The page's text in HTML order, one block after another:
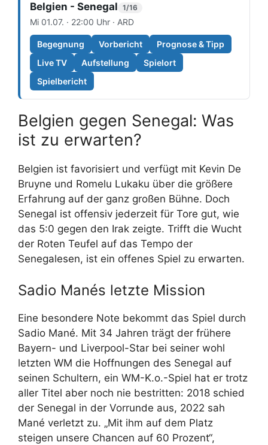
Belgien - Senegal 1/16
Mi 01.07. · 22:00 Uhr · ARD
Begegnung Vorbericht
Prognose & Tipp
Live TV
Aufstellung
Spielort
Spielbericht
Belgien gegen Senegal: Was
ist zu erwarten?
Belgien ist favorisiert und verfügt mit Kevin De
Bruyne und Romelu Lukaku über die größere
Erfahrung auf der ganz großen Bühne. Doch
Senegal ist offensiv jederzeit für Tore gut, wie
das 5:0 gegen den Irak zeigte. Trifft die Wucht
der Roten Teufel auf das Tempo der
Senegalesen, ist ein offenes Spiel zu erwarten.
Sadio Manés letzte Mission
Eine besondere Note bekommt das Spiel durch
Sadio Mané. Mit 34 Jahren trägt der frühere
Bayern- und Liverpool-Star bei seiner wohl
letzten WM die Hoffnungen des Senegal auf
seinen Schultern, ein WM-K.o.-Spiel hat er trotz
aller Titel aber noch nie bestritten: 2018 schied
der Senegal in der Vorrunde aus, 2022 sah
Mané verletzt zu. „Mit ihm auf dem Platz
steigen unsere Chancen auf 60 Prozent“,